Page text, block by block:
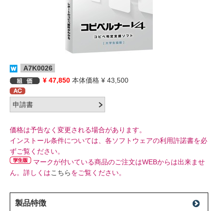
A7K0026
¥ 47,850 本体価格 ¥ 43,500
価格は予告なく変更される場合があります。
インストール条件については、各ソフトウェアの利用許諾書を必
ずご覧ください。
マークが付いている商品のご注文はWEBからは出来ませ
ん。詳しくはこちらをご覧ください。
製品特徴